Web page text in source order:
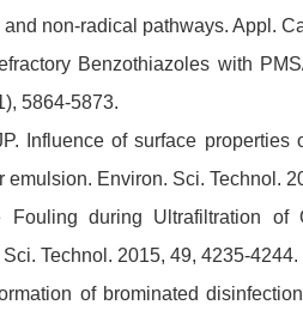
non-radical pathways. Appl.
Benzothiazoles with
5864-5873.
Influence of surface
Environ. Sci. Technol.
during Ultrafiltration of
Technol. 2015, 49, 4235-4244.
of brominated